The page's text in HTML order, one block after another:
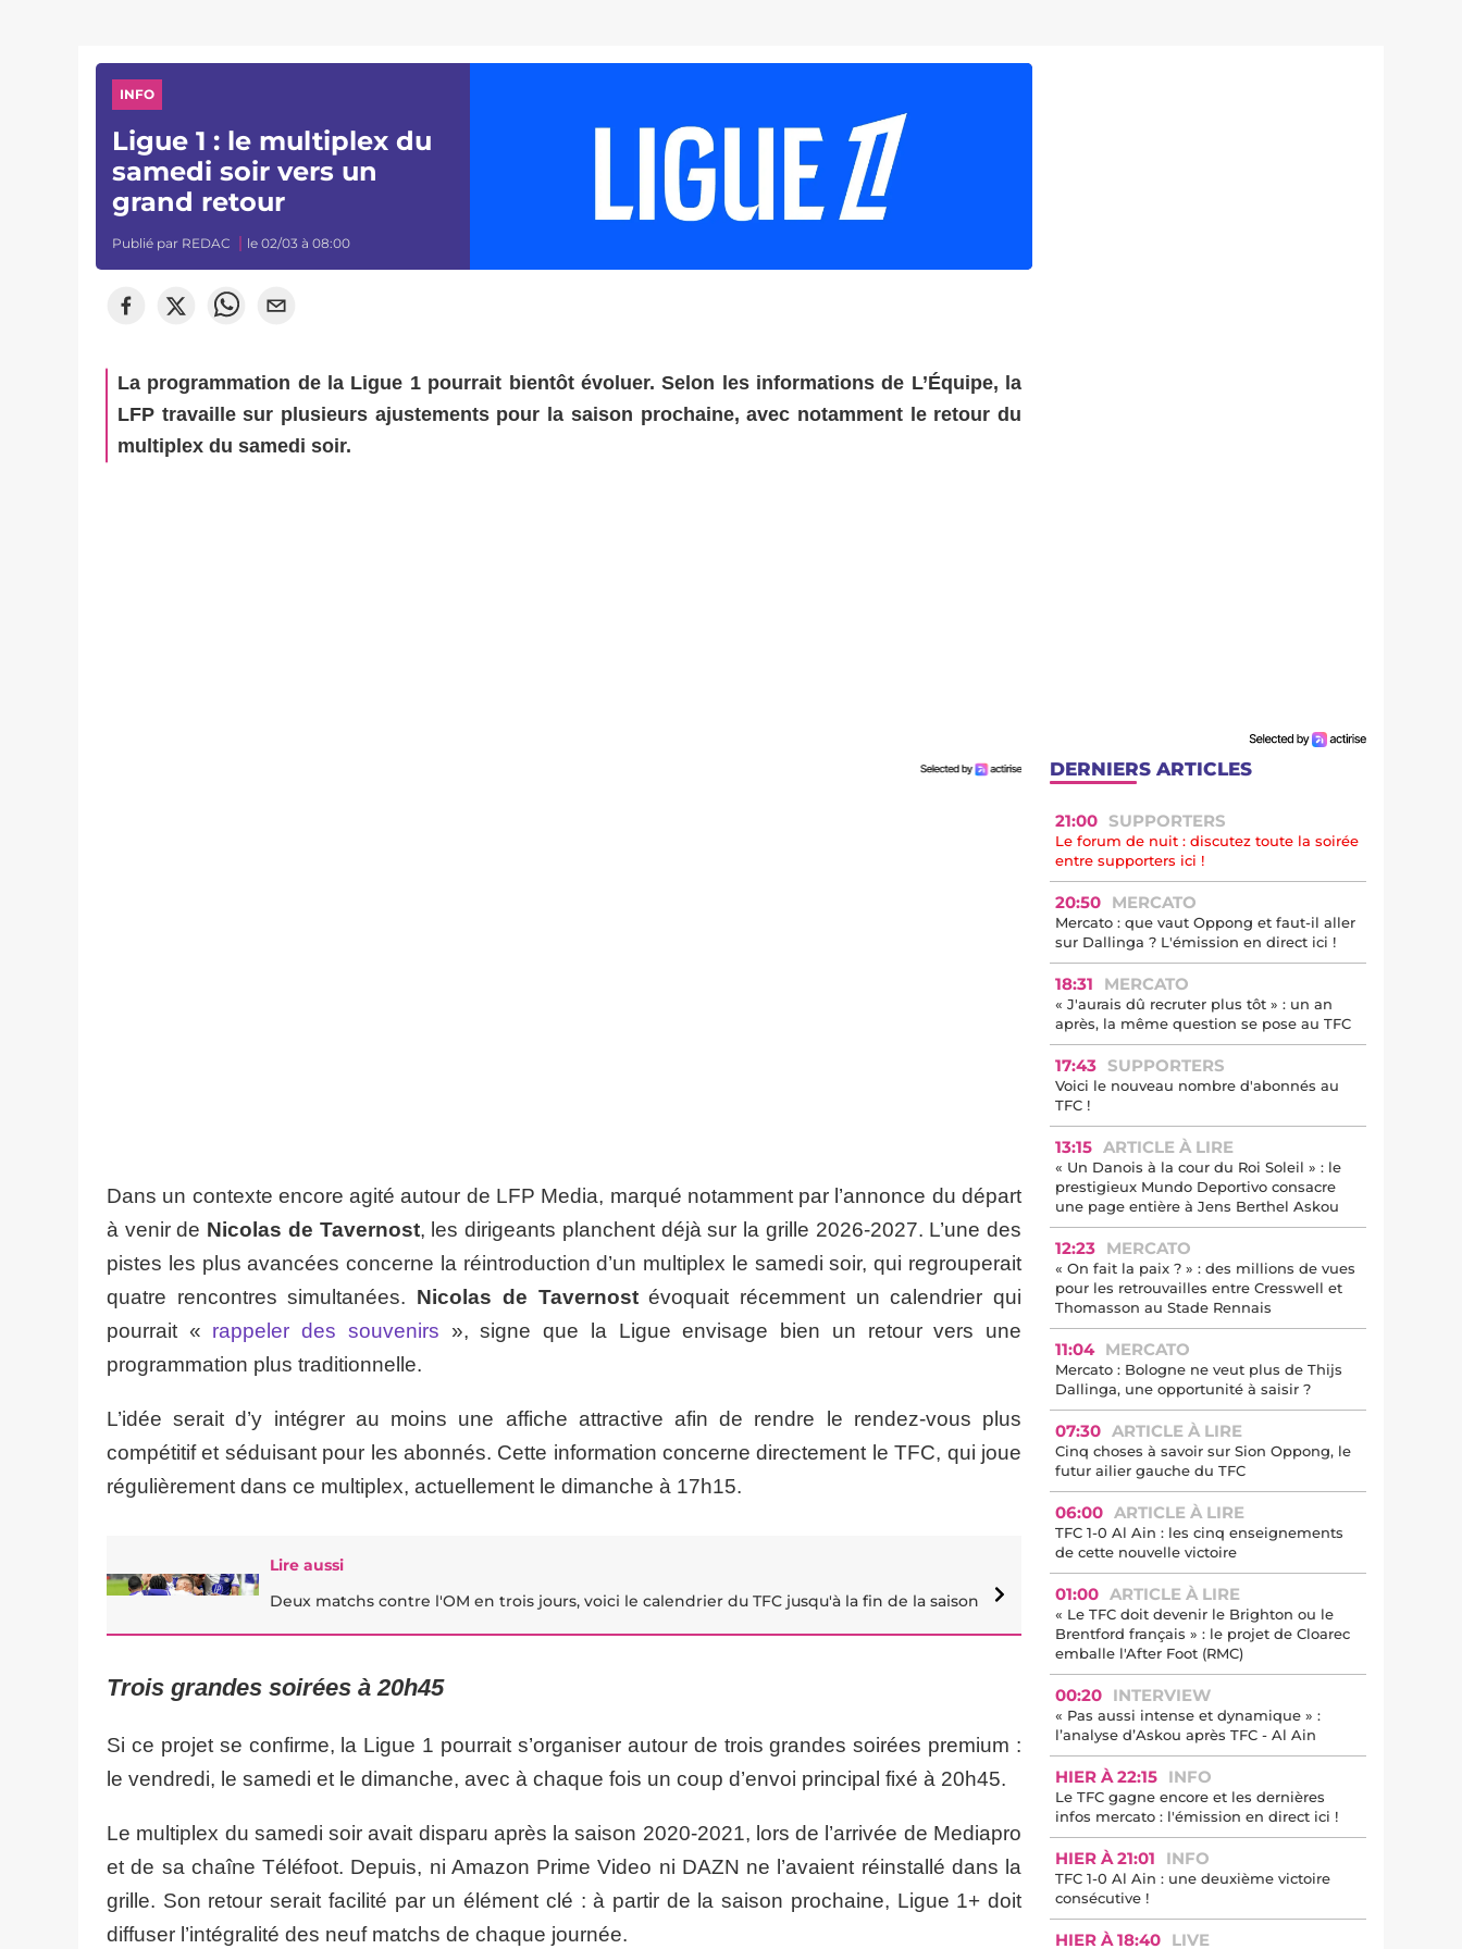
INFO
Ligue 1 : le multiplex du
samedi soir vers un
grand retour
Publié par REDAC le 02/03 à 08:00
La programmation de la Ligue 1 pourrait bientôt évoluer. Selon les informations de L’Équipe, la
LFP travaille sur plusieurs ajustements pour la saison prochaine, avec notamment le retour du
multiplex du samedi soir.
Dans un contexte encore agité autour de LFP Media, marqué notamment par l’annonce du départ
à venir de Nicolas de Tavernost, les dirigeants planchent déjà sur la grille 2026-2027. L’une des
pistes les plus avancées concerne la réintroduction d’un multiplex le samedi soir, qui regrouperait
quatre rencontres simultanées. Nicolas de Tavernostévoquait récemment un calendrier qui
pourrait « rappeler des souvenirs », signe que la Ligue envisage bien un retour vers une
programmation plus traditionnelle.
L’idée serait d’y intégrer au moins une affiche attractive afin de rendre le rendez-vous plus
compétitif et séduisant pour les abonnés. Cette information concerne directement le TFC, qui joue
régulièrement dans ce multiplex, actuellement le dimanche à 17h15.
Lire aussi
Deux matchs contre l'OM en trois jours, voici le calendrier du TFC jusqu'à la fin de la saison
Trois grandes soirées à 20h45
Si ce projet se confirme, la Ligue 1 pourrait s’organiser autour de trois grandes soirées premium :
le vendredi, le samedi et le dimanche, avec à chaque fois un coup d’envoi principal fixé à 20h45.
Le multiplex du samedi soir avait disparu après la saison 2020-2021, lors de l’arrivée de Mediapro
et de sa chaîne Téléfoot. Depuis, ni Amazon Prime Video ni DAZN ne l’avaient réinstallé dans la
grille. Son retour serait facilité par un élément clé : à partir de la saison prochaine, Ligue 1+ doit
diffuser l’intégralité des neuf matchs de chaque journée.
DERNIERS ARTICLES
21:00 SUPPORTERS
Le forum de nuit : discutez toute la soirée
entre supporters ici !
20:50 MERCATO
Mercato : que vaut Oppong et faut-il aller
sur Dallinga ? L'émission en direct ici !
18:31 MERCATO
« J'aurais dû recruter plus tôt » : un an
après, la même question se pose au TFC
17:43 SUPPORTERS
Voici le nouveau nombre d'abonnés au
TFC !
13:15 ARTICLE À LIRE
« Un Danois à la cour du Roi Soleil » : le
prestigieux Mundo Deportivo consacre
une page entière à Jens Berthel Askou
12:23 MERCATO
« On fait la paix ? » : des millions de vues
pour les retrouvailles entre Cresswell et
Thomasson au Stade Rennais
11:04 MERCATO
Mercato : Bologne ne veut plus de Thijs
Dallinga, une opportunité à saisir ?
07:30 ARTICLE À LIRE
Cinq choses à savoir sur Sion Oppong, le
futur ailier gauche du TFC
06:00 ARTICLE À LIRE
TFC 1-0 Al Ain : les cinq enseignements
de cette nouvelle victoire
01:00 ARTICLE À LIRE
« Le TFC doit devenir le Brighton ou le
Brentford français » : le projet de Cloarec
emballe l'After Foot (RMC)
00:20 INTERVIEW
« Pas aussi intense et dynamique » :
l’analyse d’Askou après TFC - Al Ain
HIER À 22:15 INFO
Le TFC gagne encore et les dernières
infos mercato : l'émission en direct ici !
HIER À 21:01 INFO
TFC 1-0 Al Ain : une deuxième victoire
consécutive !
HIER À 18:40 LIVE